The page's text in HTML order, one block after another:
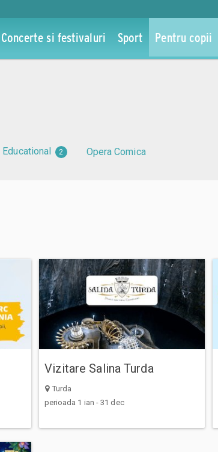
Concerte si festivaluri Sport Pentru copii
Educational 2 Opera Comica
Vizitare Salina Turda
Turda
perioada 1 ian - 31 dec